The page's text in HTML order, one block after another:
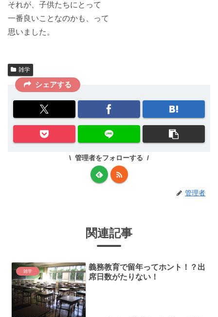
それが、子供たちにとって
一番良いこと なのかも、って
思いました。
雑学
シェアする
管理者をフォローする
管理者
関連記事
雑学
義務教育で留年ってホント！？出
席日数がたりない！